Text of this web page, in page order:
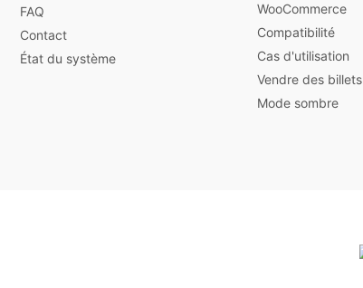
FAQ
Contact
État du système
WooCommerce
Compatibilité
Cas d'utilisation
Vendre des billets
Mode sombre